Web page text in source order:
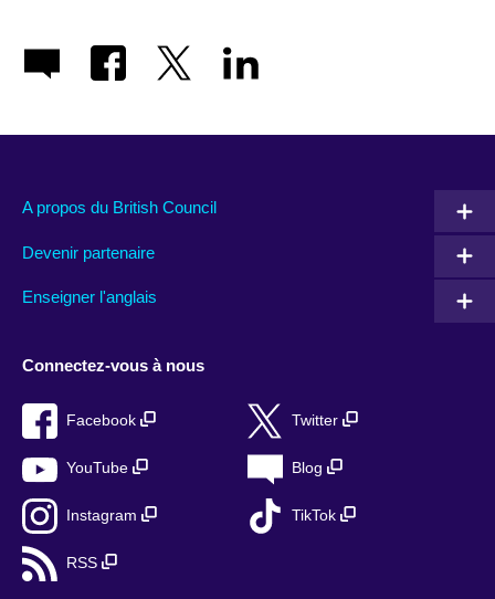
A propos du British Council
Devenir partenaire
Enseigner l'anglais
Connectez-vous à nous
Facebook Twitter
YouTube Blog
Instagram TikTok
RSS